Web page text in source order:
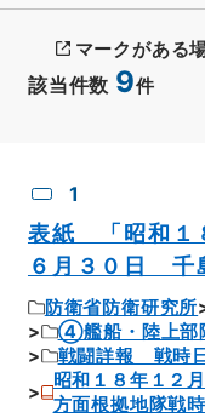
該当件数 9件
マークがある
1
表紙 「昭和１
６月３０日 千
防衛省防衛研究所
④艦船・陸上部
戦闘詳報 戦時
昭和１８年１２
方面根拠地隊戦